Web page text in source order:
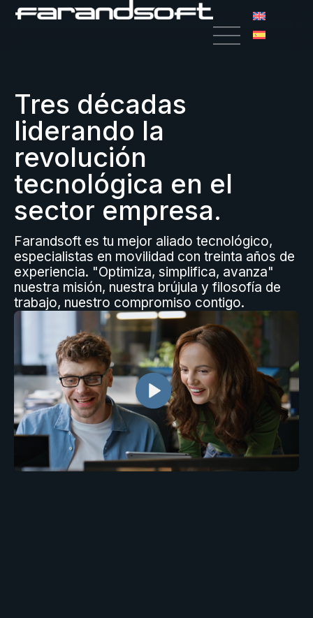
Tres décadas
liderando la
revolución
tecnológica en el
sector empresa.
Farandsoft es tu mejor aliado tecnológico,
especialistas en movilidad con treinta años de
experiencia. "Optimiza, simplifica, avanza"
nuestra misión, nuestra brújula y filosofía de
trabajo, nuestro compromiso contigo.